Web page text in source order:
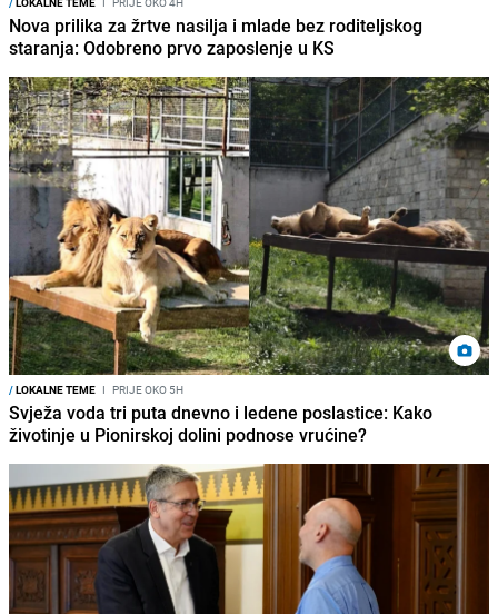
Nova prilika za žrtve nasilja i mlade bez roditeljskog
staranja: Odobreno prvo zaposlenje u KS
/LOKALNE TEME I PRIJE OKO 5H
Svježa voda tri puta dnevno i ledene poslastice: Kako
životinje u Pionirskoj dolini podnose vrućine?